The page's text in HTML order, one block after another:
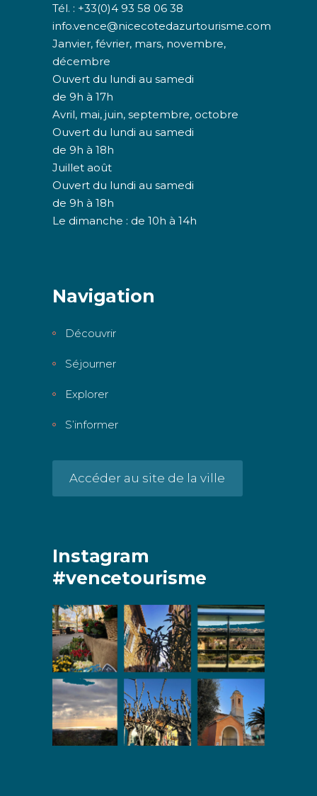
Tél. : +33(0)4 93 58 06 38
info.vence@nicecotedazurtourisme.com
Janvier, février, mars, novembre,
décembre
Ouvert du lundi au samedi
de 9h à 17h
Avril, mai, juin, septembre, octobre
Ouvert du lundi au samedi
de 9h à 18h
Juillet août
Ouvert du lundi au samedi
de 9h à 18h
Le dimanche : de 10h à 14h
Navigation
Découvrir
Séjourner
Explorer
S’informer
Accéder au site de la ville
Instagram
#vencetourisme